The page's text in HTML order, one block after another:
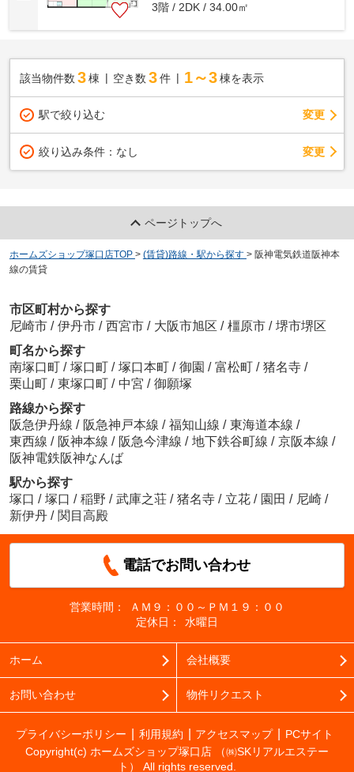
3階 / 2DK / 34.00㎡
該当物件数 3棟 空き数 3 件 1～3 棟を表示
駅で絞り込む 変更
絞り込み条件： なし 変更
ページトップへ
ホームズショップ塚口店TOP > (賃貸)路線・駅から探す > 阪神電気鉄道阪神本
線の賃貸
市区町村から探す
尼崎市 / 伊丹市 / 西宮市 / 大阪市旭区 / 橿原市 / 堺市堺区
町名から探す
南塚口町 / 塚口町 / 塚口本町 / 御園 / 富松町 / 猪名寺 /
栗山町 / 東塚口町 / 中宮 / 御願塚
路線から探す
阪急伊丹線 / 阪急神戸本線 / 福知山線 / 東海道本線 /
東西線 / 阪神本線 / 阪急今津線 / 地下鉄谷町線 / 京阪本線 /
阪神電鉄阪神なんば
駅から探す
塚口 / 塚口 / 稲野 / 武庫之荘 / 猪名寺 / 立花 / 園田 / 尼崎 /
新伊丹 / 関目高殿
電話でお問い合わせ
営業時間：
ＡＭ９：００～ＰＭ１９：００
定休日：
水曜日
ホーム 会社概要
お問い合わせ 物件リクエスト
プライバシーポリシー 利用規約 アクセスマップ
PCサイト
Copyright(c) ホームズショップ塚口店 （㈱SKリアルエステー
ト） All rights reserved.